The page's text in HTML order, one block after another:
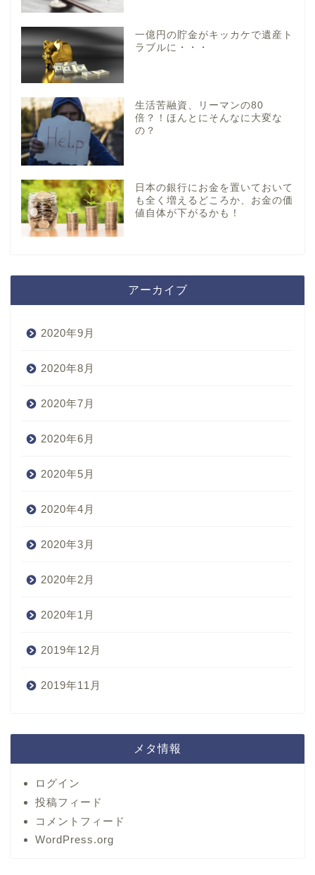
一億円の貯金がキッカケで遺産ト
ラブルに・・・
生活苦融資、リーマンの80
倍？！ほんとにそんなに大変な
の？
日本の銀行にお金を置いておいて
も全く増えるどころか、お金の価
値自体が下がるかも！
アーカイブ
2020年9月
2020年8月
2020年7月
2020年6月
2020年5月
2020年4月
2020年3月
2020年2月
2020年1月
2019年12月
2019年11月
メタ情報
ログイン
投稿フィード
コメントフィード
WordPress.org